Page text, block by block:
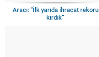
Aracı: “İlk yarıda ihracat rekoru
kırdık”